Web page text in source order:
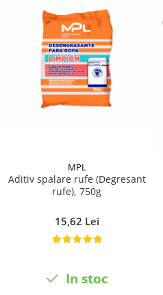
MPL
Aditiv spalare rufe (Degresant
rufe), 750g
15,62 Lei
In stoc